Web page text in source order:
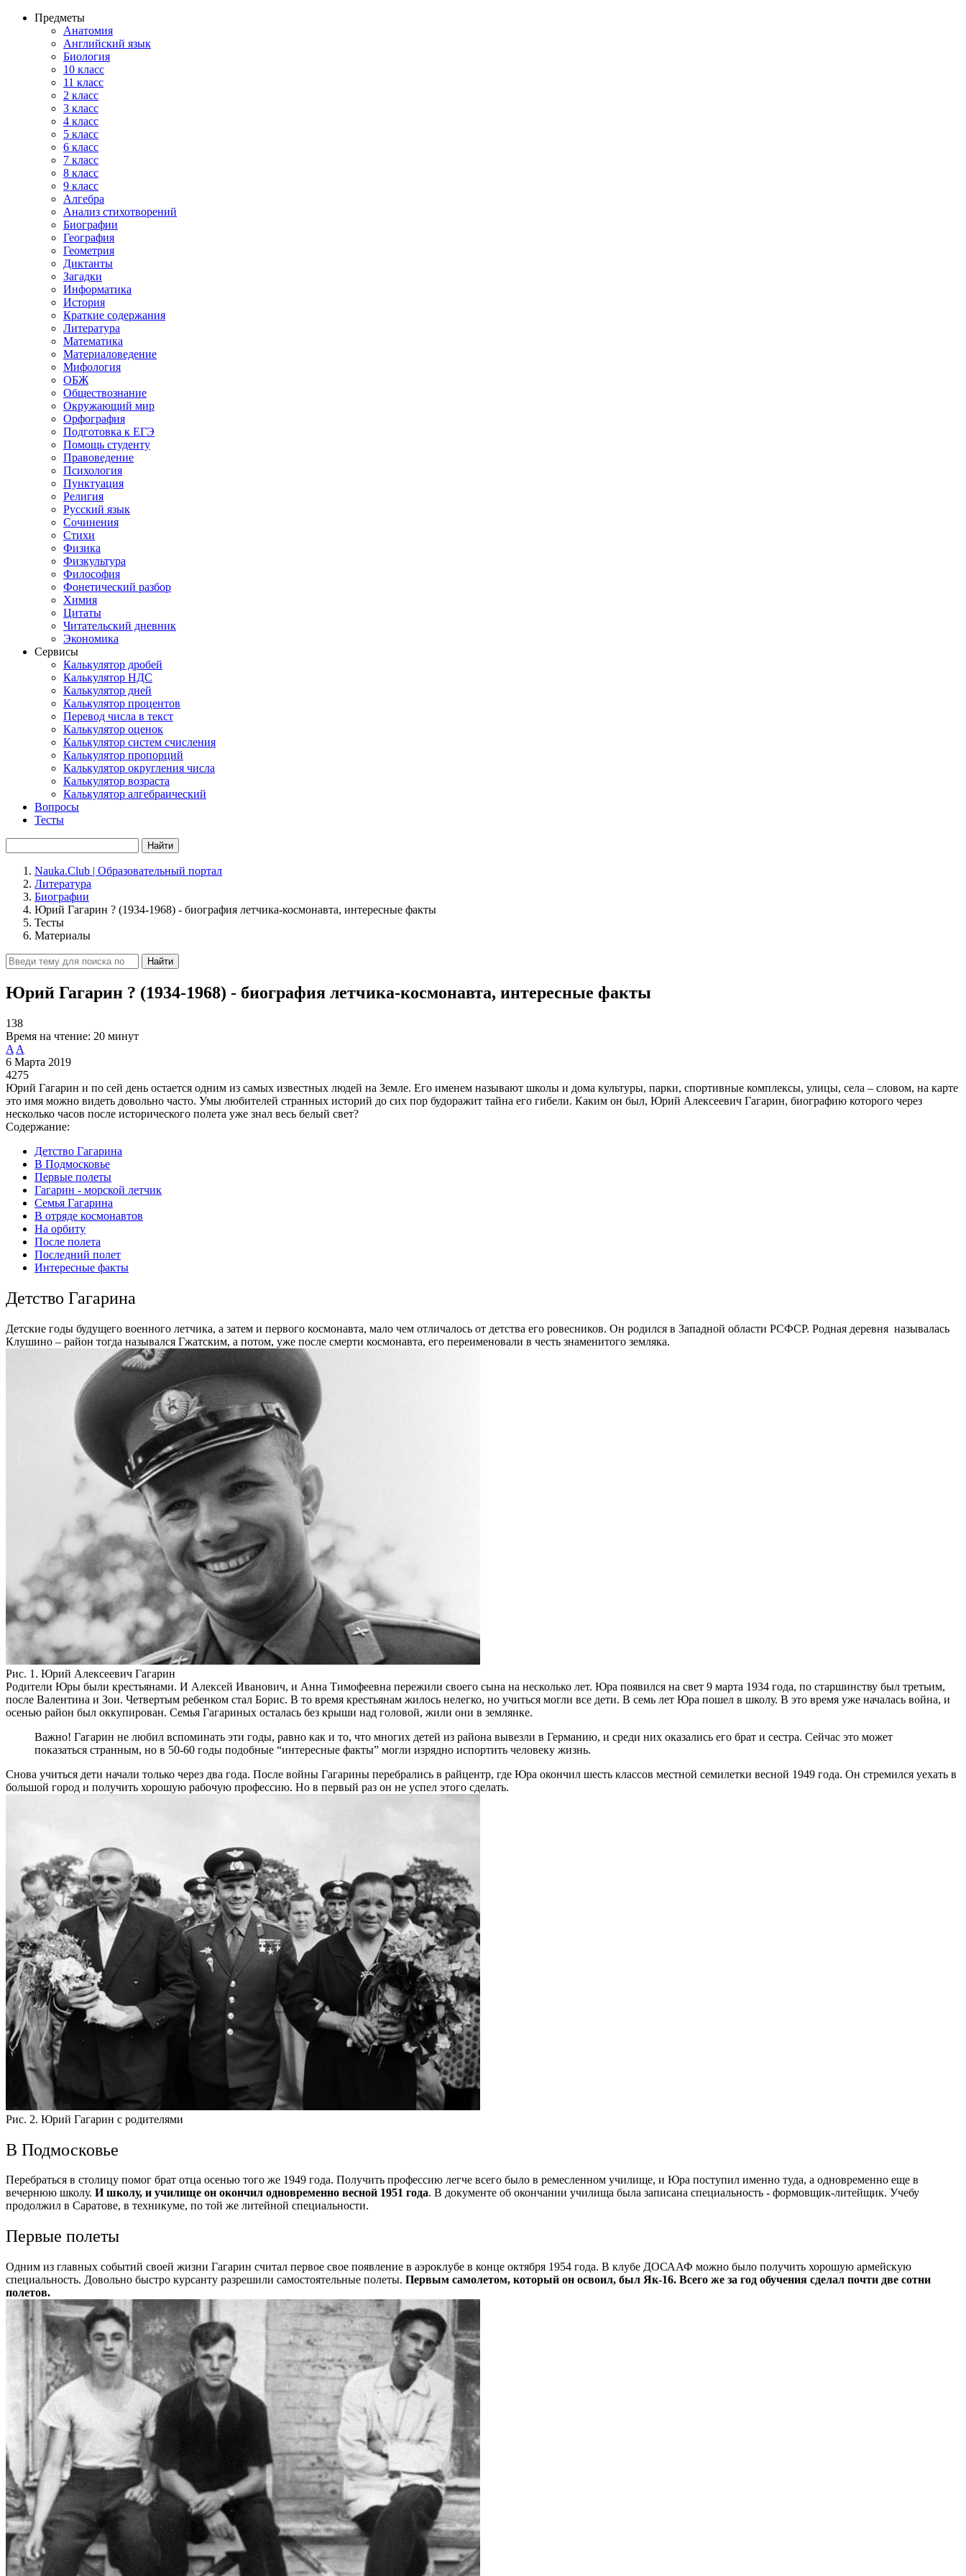
Предметы
Анатомия
Английский язык
Биология
10 класс
11 класс
2 класс
3 класс
4 класс
5 класс
6 класс
7 класс
8 класс
9 класс
Алгебра
Анализ стихотворений
Биографии
География
Геометрия
Диктанты
Загадки
Информатика
История
Краткие содержания
Литература
Математика
Материаловедение
Мифология
ОБЖ
Обществознание
Окружающий мир
Орфография
Подготовка к ЕГЭ
Помощь студенту
Правоведение
Психология
Пунктуация
Религия
Русский язык
Сочинения
Стихи
Физика
Физкультура
Философия
Фонетический разбор
Химия
Цитаты
Читательский дневник
Экономика
Сервисы
Калькулятор дробей
Калькулятор НДС
Калькулятор дней
Калькулятор процентов
Перевод числа в текст
Калькулятор оценок
Калькулятор систем счисления
Калькулятор пропорций
Калькулятор округления числа
Калькулятор возраста
Калькулятор алгебраический
Вопросы
Тесты
Найти
Nauka.Club | Образовательный портал
Литература
Биографии
Юрий Гагарин ? (1934-1968) - биография летчика-космонавта, интересные факты
Тесты
Материалы
Найти
Юрий Гагарин ? (1934-1968) - биография летчика-космонавта, интересные факты
138
Время на чтение: 20 минут
A A
6 Марта 2019
4275
Юрий Гагарин и по сей день остается одним из самых известных людей на Земле. Его именем называют школы и дома культуры, парки, спортивные комплексы, улицы, села – словом, на карте
это имя можно видеть довольно часто. Умы любителей странных историй до сих пор будоражит тайна его гибели. Каким он был, Юрий Алексеевич Гагарин, биографию которого через
несколько часов после исторического полета уже знал весь белый свет?
Содержание:
Детство Гагарина
В Подмосковье
Первые полеты
Гагарин - морской летчик
Семья Гагарина
В отряде космонавтов
На орбиту
После полета
Последний полет
Интересные факты
Детство Гагарина
Детские годы будущего военного летчика, а затем и первого космонавта, мало чем отличалось от детства его ровесников. Он родился в Западной области РСФСР. Родная деревня называлась
Клушино – район тогда назывался Гжатским, а потом, уже после смерти космонавта, его переименовали в честь знаменитого земляка.
Рис. 1. Юрий Алексеевич Гагарин
Родители Юры были крестьянами. И Алексей Иванович, и Анна Тимофеевна пережили своего сына на несколько лет. Юра появился на свет 9 марта 1934 года, по старшинству был третьим,
после Валентина и Зои. Четвертым ребенком стал Борис. В то время крестьянам жилось нелегко, но учиться могли все дети. В семь лет Юра пошел в школу. В это время уже началась война, и
осенью район был оккупирован. Семья Гагариных осталась без крыши над головой, жили они в землянке.
Важно! Гагарин не любил вспоминать эти годы, равно как и то, что многих детей из района вывезли в Германию, и среди них оказались его брат и сестра. Сейчас это может
показаться странным, но в 50-60 годы подобные “интересные факты” могли изрядно испортить человеку жизнь.
Снова учиться дети начали только через два года. После войны Гагарины перебрались в райцентр, где Юра окончил шесть классов местной семилетки весной 1949 года. Он стремился уехать в
большой город и получить хорошую рабочую профессию. Но в первый раз он не успел этого сделать.
Рис. 2. Юрий Гагарин с родителями
В Подмосковье
Перебраться в столицу помог брат отца осенью того же 1949 года. Получить профессию легче всего было в ремесленном училище, и Юра поступил именно туда, а одновременно еще в
вечернюю школу. И школу, и училище он окончил одновременно весной 1951 года. В документе об окончании училища была записана специальность - формовщик-литейщик. Учебу
продолжил в Саратове, в техникуме, по той же литейной специальности.
Первые полеты
Одним из главных событий своей жизни Гагарин считал первое свое появление в аэроклубе в конце октября 1954 года. В клубе ДОСААФ можно было получить хорошую армейскую
специальность. Довольно быстро курсанту разрешили самостоятельные полеты. Первым самолетом, который он освоил, был Як-16. Всего же за год обучения сделал почти две сотни
полетов.